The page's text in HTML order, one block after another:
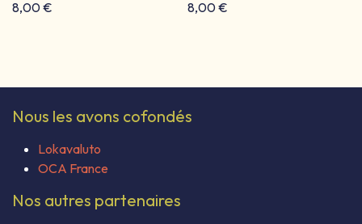
Documents collaboratifs
8,00€ Documents collaboratifs
8,00€
Nous les avons cofondés
Lokavaluto
OCA France
Nos autres partenaires